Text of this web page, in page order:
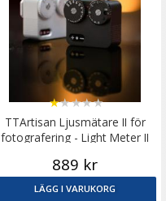
TTArtisan Ljusmätare II för
fotografering - Light Meter II
★★★★★
889 kr
LÄGG I VARUKORG